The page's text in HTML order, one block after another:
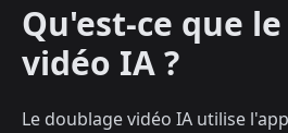
Qu'est-ce que
vidéo IA ?
Le doublage vidéo IA utilise